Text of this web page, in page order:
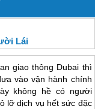
Lái
giao thông Dubai thì
vào vận hành chính
không hề có người
lỡ dịch vụ hết sức đặc